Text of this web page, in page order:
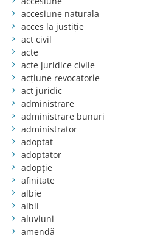
accesiune naturala
acces la justiție
act civil
acte
acte juridice civile
acțiune revocatorie
act juridic
administrare
administrare bunuri
administrator
adoptat
adoptator
adopție
afinitate
albie
albii
aluviuni
amendă